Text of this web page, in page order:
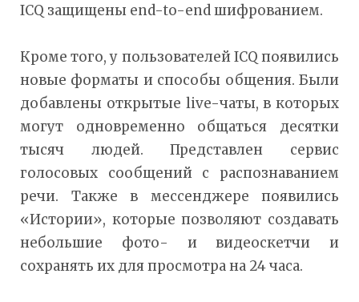
ICQ защищены end-to-end шифрованием.
Кроме того, у пользователей ICQ появились
новые форматы и способы общения. Были
добавлены открытые live-чаты, в которых
могут одновременно общаться десятки
тысяч людей. Представлен сервис
голосовых сообщений с распознаванием
речи. Также в мессенджере появились
«Истории», которые позволяют создавать
небольшие фото- и видеоскетчи и
сохранять их для просмотра на 24 часа.